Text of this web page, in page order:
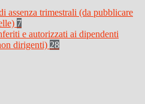
assenza trimestrali (da pubblicare
7
e autorizzati ai dipendenti
dirigenti) 28